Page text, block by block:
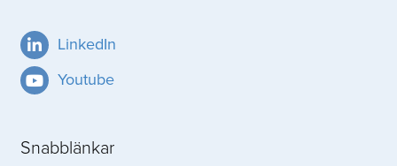
LinkedIn
Youtube
Snabblänkar